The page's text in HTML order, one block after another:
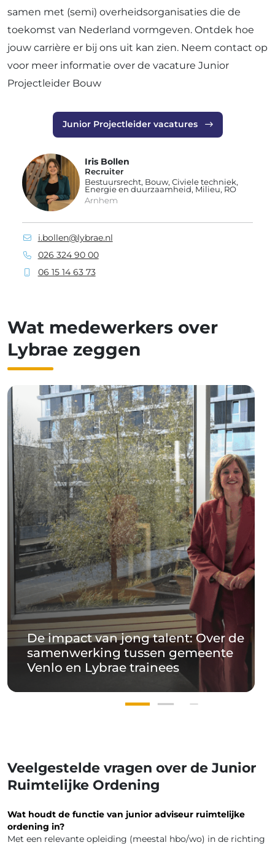
samen met (semi) overheidsorganisaties die de
toekomst van Nederland vormgeven. Ontdek hoe
jouw carrière er bij ons uit kan zien. Neem contact op
voor meer informatie over de vacature Junior
Projectleider Bouw
Junior Projectleider vacatures
Iris Bollen
Recruiter
Bestuursrecht, Bouw, Civiele techniek,
Energie en duurzaamheid, Milieu, RO
Arnhem
i.bollen@lybrae.nl
026 324 90 00
06 15 14 63 73
Wat medewerkers over
Lybrae zeggen
De impact van jong talent: Over de
samenwerking tussen gemeente
Venlo en Lybrae trainees
Veelgestelde vragen over de Junior
Ruimtelijke Ordening
Wat houdt de functie van junior adviseur ruimtelijke
ordening in?
Met een relevante opleiding (meestal hbo/wo) in de richting